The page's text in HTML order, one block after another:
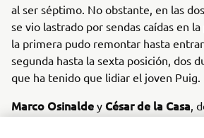
al ser séptimo. No obstante, en las
se vio lastrado por sendas caídas en
la primera pudo remontar hasta
segunda hasta la sexta posición, dos
que ha tenido que lidiar el joven Puig.
Marco Osinalde y César de la Casa,